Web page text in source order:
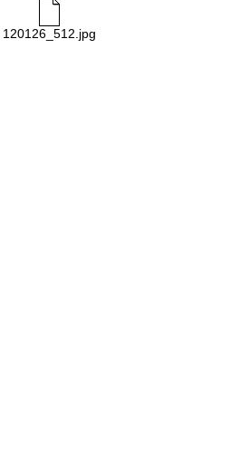
120126_512.jpg